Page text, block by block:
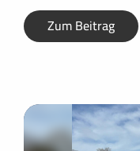
Zum Beitrag